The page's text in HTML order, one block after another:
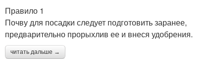
Правило 1
Почву для посадки следует подготовить заранее,
предварительно прорыхлив ее и внеся удобрения.
читать дальше →